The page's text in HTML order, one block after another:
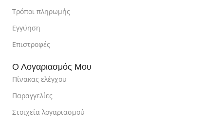
Τρόποι πληρωμής
Εγγύηση
Επιστροφές
Ο Λογαριασμός Μου
Πίνακας ελέγχου
Παραγγελίες
Στοιχεία λογαριασμού